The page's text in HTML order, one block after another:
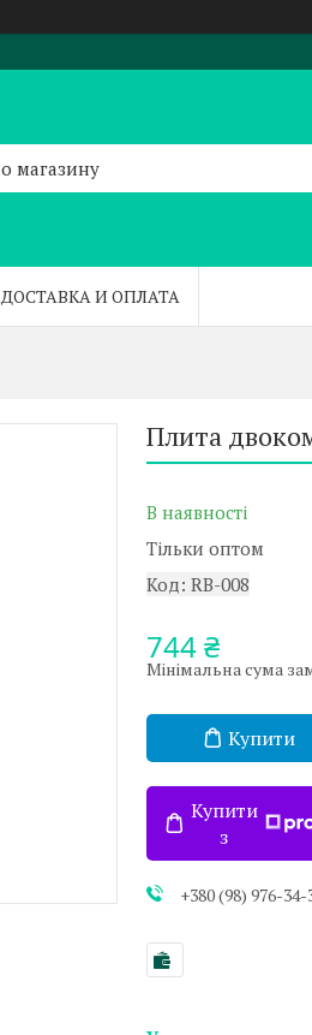
ДОСТАВКА И ОПЛАТА
Плита
В наявності
Тільки оптом
Код: RB-008
744 ₴
Мінімальна сума
Купити
Купити
з
+380 (98) 976-34-